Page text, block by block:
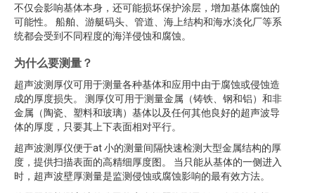
不仅会影响基体本身，还可能损坏保护涂层，增加基体腐蚀的
可能性。 船舶、游艇码头、管道、海上结构和海水淡化厂等系
统都会受到不同程度的海洋侵蚀和腐蚀。
为什么要测量？
超声波测厚仪可用于测量各种基体和应用中由于腐蚀或侵蚀造
成的厚度损失。 测厚仪可用于测量金属（铸铁、钢和铝）和非
金属（陶瓷、塑料和玻璃）基体以及任何其他良好的超声波导
体的厚度，只要其上下表面相对平行。
超声波测厚仪便于at 小的测量间隔快速检测大型金属结构的厚
度，提供扫描表面的高精细厚度图。 当只能从基体的一侧进入
时，超声波壁厚测量是监测侵蚀或腐蚀影响的最有效方法。